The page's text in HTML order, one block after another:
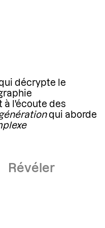
décrypte le
à l'écoute des
qui aborde
Révéler